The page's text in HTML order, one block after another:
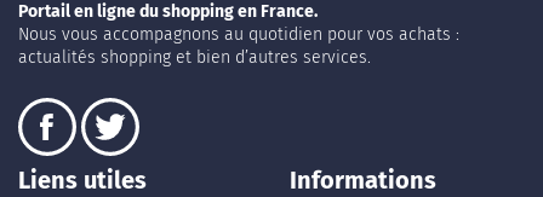
Portail en ligne du shopping en France.
Nous vous accompagnons au quotidien pour vos achats :
actualités shopping et bien d’autres services.
Liens utiles Informations